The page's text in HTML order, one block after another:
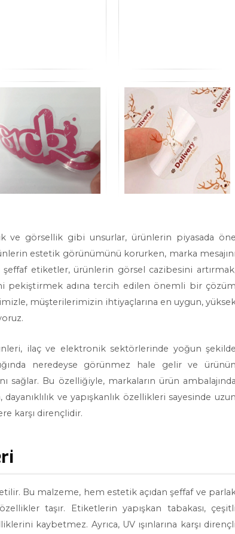
ve görsellik gibi unsurlar, ürünlerin piyasada öne
estetik görünümünü korurken, marka mesajını
etiketler, ürünlerin görsel cazibesini
pekiştirmek adına tercih edilen önemli bir çözüm
müşterilerimizin ihtiyaçlarına en uygun,
ilaç ve elektronik sektörlerinde yoğun şekilde
neredeyse görünmez hale gelir ve ürünün
sağlar. Bu özelliğiyle, markaların ürün ambalajında
ve yapışkanlık özellikleri sayesinde uzun
karşı dirençlidir.
Bu malzeme, hem estetik açıdan şeffaf ve
taşır. Etiketlerin yapışkan tabakası, çeşitli
kaybetmez. Ayrıca, UV ışınlarına karşı dirençli